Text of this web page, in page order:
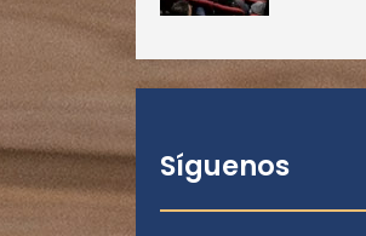
Síguenos